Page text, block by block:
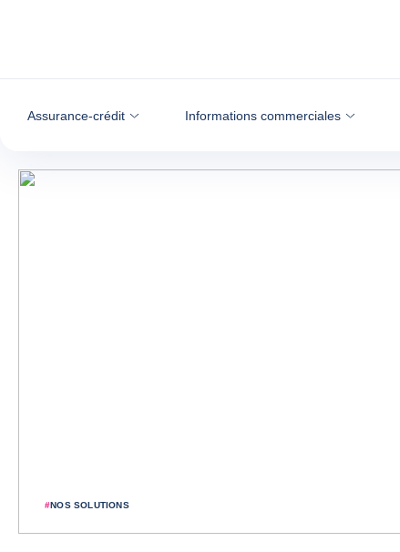
Assurance-crédit Informations commerciales
#NOS SOLUTIONS